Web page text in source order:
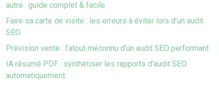
autre : guide complet & facile
Faire sa carte de visite : les erreurs à éviter lors d’un audit
SEO
Prévision vente : l’atout méconnu d’un audit SEO performant
IA résumé PDF : synthétiser les rapports d’audit SEO
automatiquement